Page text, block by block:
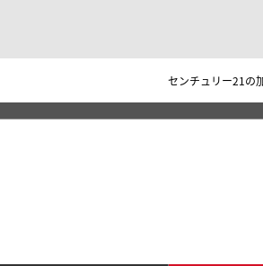
センチュリー21の